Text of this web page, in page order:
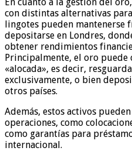
con distintas alternativas
lingotes pueden mantenerse
depositarse en Londres,
obtener rendimientos
Principalmente, el oro puede
«alocada», es decir,
exclusivamente, o bien
otros países.
Además, estos activos
operaciones, como
como garantías para
internacional.